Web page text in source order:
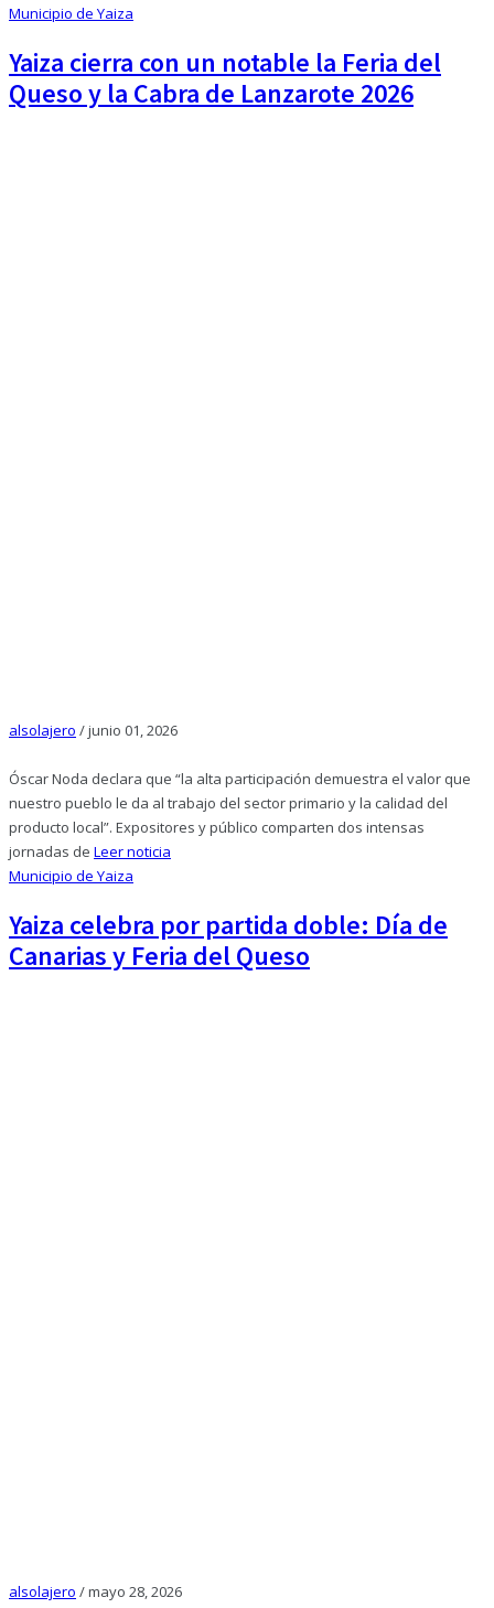
Municipio de Yaiza
Yaiza cierra con un notable la Feria del
Queso y la Cabra de Lanzarote 2026
alsolajero /junio 01, 2026
Óscar Noda declara que “la alta participación demuestra el valor que
nuestro pueblo le da al trabajo del sector primario y la calidad del
producto local”. Expositores y público comparten dos intensas
jornadas de Leer noticia
Municipio de Yaiza
Yaiza celebra por partida doble: Día de
Canarias y Feria del Queso
alsolajero /mayo 28, 2026